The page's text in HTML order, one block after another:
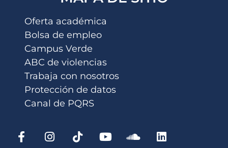
Oferta académica
Bolsa de empleo
Campus Verde
ABC de violencias
Trabaja con nosotros
Protección de datos
Canal de PQRS